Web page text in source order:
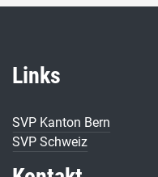
Links
SVP Kanton Bern
SVP Schweiz